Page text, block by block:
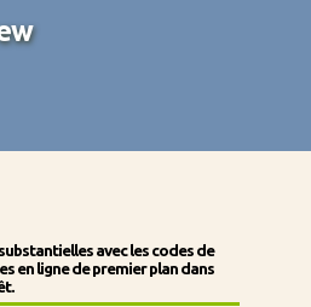
avec les codes de
en ligne de premier plan dans